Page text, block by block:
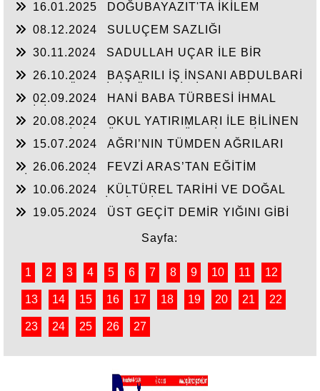
16.01.2025
DOĞUBAYAZIT'TA İKİLEM
08.12.2024
SULUÇEM SAZLIĞI
30.11.2024
SADULLAH UÇAR İLE BİR
26.10.2024
BAŞARILI İŞ İNSANI ABDULBARİ
02.09.2024
HANİ BABA TÜRBESİ İHMAL
20.08.2024
OKUL YATIRIMLARI İLE BİLİNEN
YASUBUĞA İLE PORTRE…
15.07.2024
AĞRI’NIN TÜMDEN AĞRILARI
26.06.2024
FEVZİ ARAS’TAN EĞİTİM
10.06.2024
KÜLTÜREL TARİHİ VE DOĞAL
19.05.2024
ÜST GEÇİT DEMİR YIĞINI GİBİ
Sayfa:
1 2 3 4 5 6 7 8 9 10 11 12
13 14 15 16 17 18 19 20 21 22
23 24 25 26 27